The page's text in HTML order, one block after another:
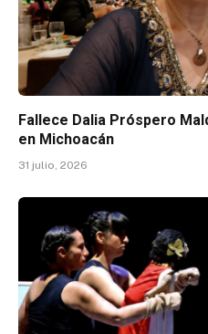
Fallece Dalia Próspero
en Michoacán
31 julio, 2026